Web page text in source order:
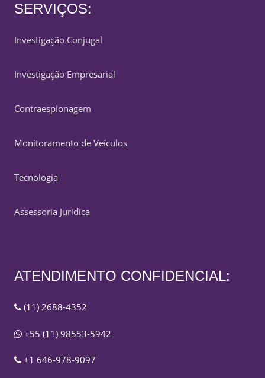
SERVIÇOS:
Investigação Conjugal
Investigação Empresarial
Contraespionagem
Monitoramento de Veículos
Tecnologia
Assessoria Jurídica
ATENDIMENTO CONFIDENCIAL:
(11) 2688-4352
+55 (11) 98553-5942
+1 646-978-9097